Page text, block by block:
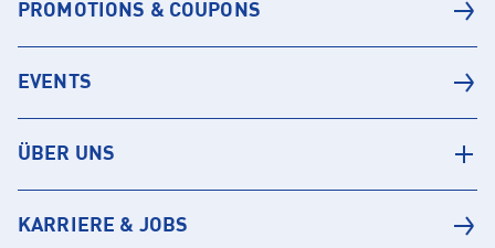
PROMOTIONS & COUPONS
EVENTS
ÜBER UNS
KARRIERE & JOBS